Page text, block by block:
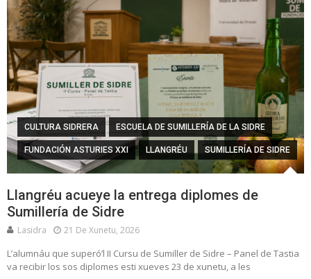
CULTURA SIDRERA ESCUELA DE SUMILLERÍA DE LA SIDRE
FUNDACIÓN ASTURIES XXI LLANGRÉU SUMILLERÍA DE SIDRE
Llangréu acueye la entrega diplomes de
Sumillería de Sidre
Lasidra 21 De Xunetu, 2026
L’alumnáu que superó’l II Cursu de Sumiller de Sidre – Panel de Tastia
va recibir los sos diplomes esti xueves 23 de xunetu, a les